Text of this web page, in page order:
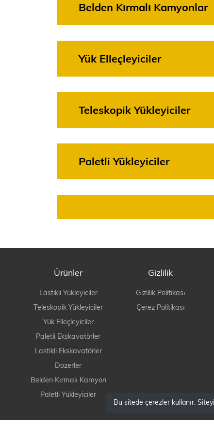
Belden Kırmalı Kamyonlar
Yük Elleçleyiciler
Teleskopik Yükleyiciler
Paletli Yükleyiciler
Ürünler
Lastikli Yükleyiciler
Teleskopik Yükleyiciler
Yük Elleçleyiciler
Paletli Ekskavatörler
Lastikli Ekskavatörler
Dozerler
Belden Kırmalı Kamyon
Paletli Yükleyiciler
Gizlilik
Gizlilik Politikası
Çerez Politikası
Bu sitede çerezler kullanır.